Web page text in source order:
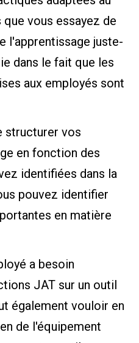
vous essayez de
l'apprentissage juste-
dans le fait que les
aux employés sont
structurer vos
en fonction des
identifiées dans la
pouvez identifier
en matière
a besoin
JAT sur un outil
également vouloir en
de l'équipement